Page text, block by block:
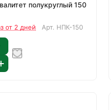
полукруглый 150
от 2 дней Арт. НПК-150